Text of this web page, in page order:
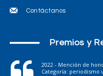
Contáctanos
Premios y
2022 - Mención de
Categoría: periodismo